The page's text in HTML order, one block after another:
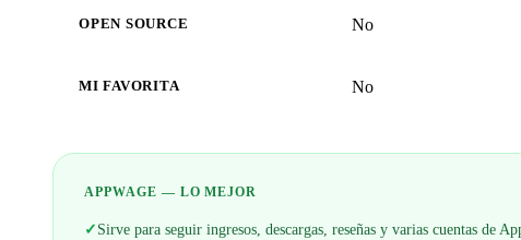
OPEN SOURCE No
MI FAVORITA No
APPWAGE — LO MEJOR
✓Sirve para seguir ingresos, descargas, reseñas y varias cuentas de